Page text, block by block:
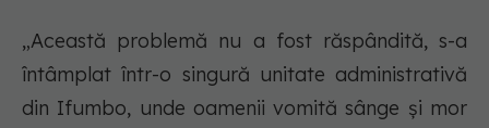
„Această problemă nu a fost răspândită, s-a
întâmplat într-o singură unitate administrativă
din Ifumbo, unde oamenii vomită sânge şi mor